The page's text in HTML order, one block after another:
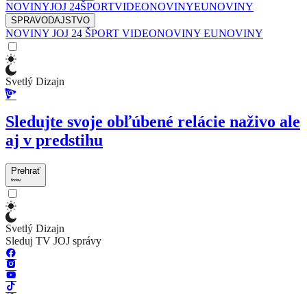
NOVINYJOJ 24ŠPORTVIDEONOVINYEUNOVINY
SPRAVODAJSTVO
NOVINY JOJ 24 ŠPORT VIDEONOVINY EUNOVINY
Svetlý Dizajn
Sledujte svoje obľúbené relácie naživo ale
aj v predstihu
Prehrať
Svetlý Dizajn
Sleduj TV JOJ správy